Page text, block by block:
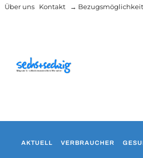
Über uns Kontakt →
AKTUELL VERBRAUCHER